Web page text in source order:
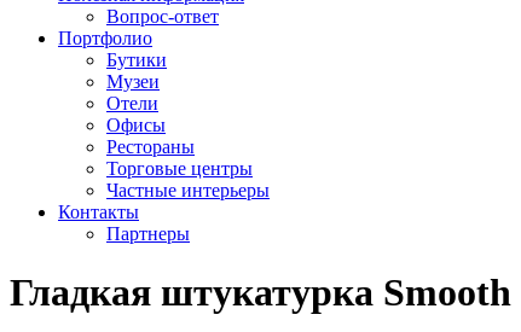
Вопрос-ответ
Портфолио
Бутики
Музеи
Отели
Офисы
Рестораны
Торговые центры
Частные интерьеры
Контакты
Партнеры
Гладкая штукатурка Smooth